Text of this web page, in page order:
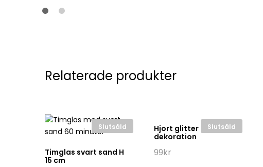
Relaterade produkter
Slutsåld
Timglas svart sand H
15 cm
Slutsåld
Hjort glitter
dekoration
99kr